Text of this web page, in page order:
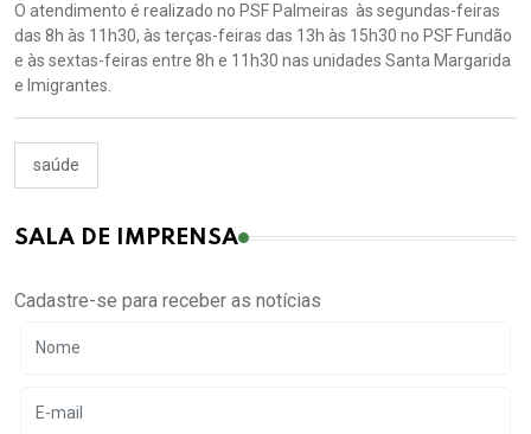
O atendimento é realizado no PSF Palmeiras às segundas-feiras
das 8h às 11h30, às terças-feiras das 13h às 15h30 no PSF Fundão
e às sextas-feiras entre 8h e 11h30 nas unidades Santa Margarida
e Imigrantes.
saúde
SALA DE IMPRENSA
Cadastre-se para receber as notícias